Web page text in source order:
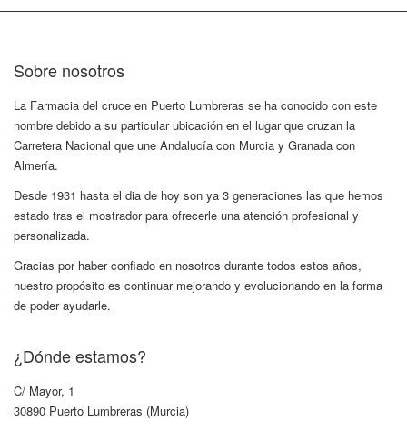
Sobre nosotros
La Farmacia del cruce en Puerto Lumbreras se ha conocido con este
nombre debido a su particular ubicación en el lugar que cruzan la
Carretera Nacional que une Andalucía con Murcia y Granada con
Almería.
Desde 1931 hasta el dia de hoy son ya 3 generaciones las que hemos
estado tras el mostrador para ofrecerle una atención profesional y
personalizada.
Gracias por haber confiado en nosotros durante todos estos años,
nuestro propósito es continuar mejorando y evolucionando en la forma
de poder ayudarle.
¿Dónde estamos?
C/ Mayor, 1
30890 Puerto Lumbreras (Murcia)